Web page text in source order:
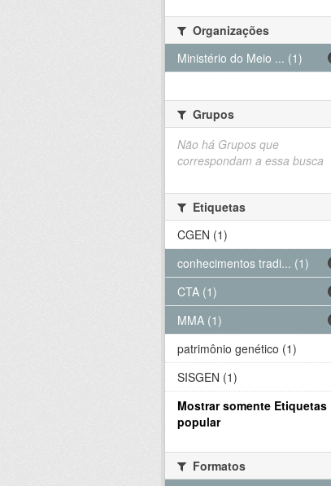
Organizações
Ministério do Meio ... (1)
Grupos
Não há Grupos que
correspondam a essa busca
Etiquetas
CGEN (1)
conhecimentos tradi... (1)
CTA (1)
MMA (1)
patrimônio genético (1)
SISGEN (1)
Mostrar somente Etiquetas
popular
Formatos